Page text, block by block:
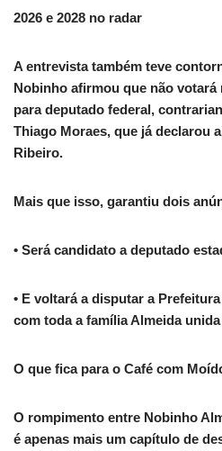
2026 e 2028 no radar
A entrevista também teve
Nobinho afirmou que não
para deputado federal,
Thiago Moraes, que já declarou
Ribeiro.
Mais que isso, garantiu dois
• Será candidato a deputado
• E voltará a disputar a
com toda a família Almeida
O que fica para o Café com
O rompimento entre Nobinho
é apenas mais um capítulo de